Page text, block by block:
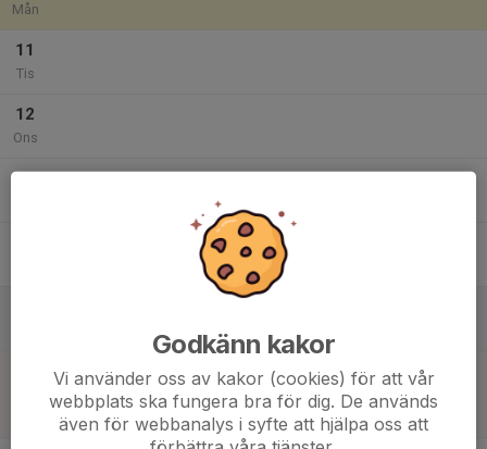
Mån
11
Tis
12
Ons
13
12:30
14:30
Match mot Mölnlycke IS Ungdom 1
Pojkar 2012(14 år) Svår Grupp A
Djupedalsplan B Konstgräs
Godkänn kakor
Vi använder oss av kakor (cookies) för att vår
webbplats ska fungera bra för dig. De används
även för webbanalys i syfte att hjälpa oss att